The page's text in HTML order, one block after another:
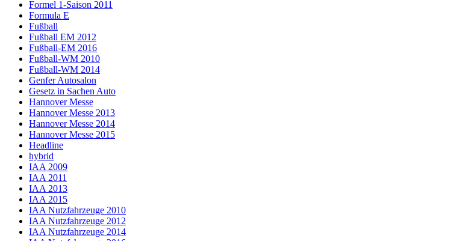
Formel 1-Saison 2011
Formula E
Fußball
Fußball EM 2012
Fußball-EM 2016
Fußball-WM 2010
Fußball-WM 2014
Genfer Autosalon
Gesetz in Sachen Auto
Hannover Messe
Hannover Messe 2013
Hannover Messe 2014
Hannover Messe 2015
Headline
hybrid
IAA 2009
IAA 2011
IAA 2013
IAA 2015
IAA Nutzfahrzeuge 2010
IAA Nutzfahrzeuge 2012
IAA Nutzfahrzeuge 2014